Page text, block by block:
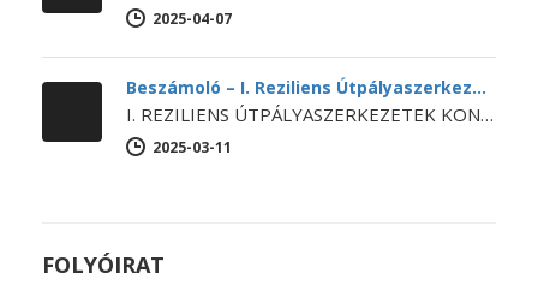
2025-04-07
Beszámoló – I. Reziliens Útpályaszerkezetek Konferencia
I. REZILIENS ÚTPÁLYASZERKEZETEK KONFERENCIA Az SZTE Beton szakosztálya, a BME Építőanyagok és Magasépítés Tanszéke és Út és Vasútépítési Tanszéke, a Budapesti…
2025-03-11
FOLYÓIRAT